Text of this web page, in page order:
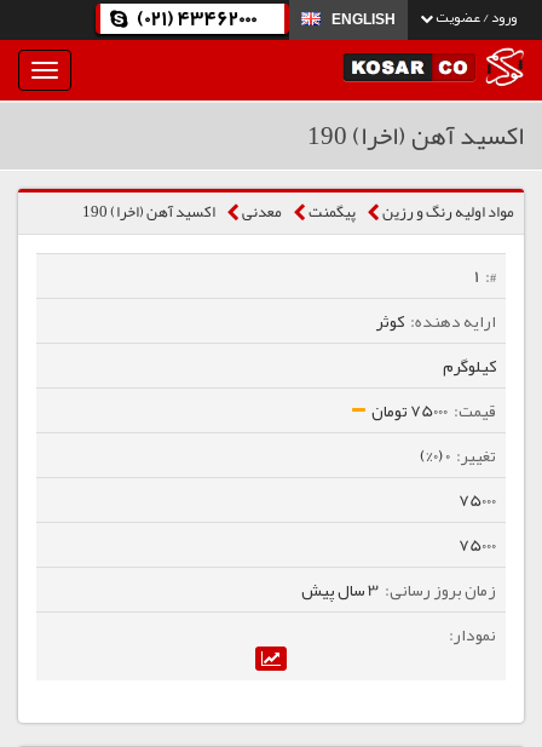
ورود / عضویت ENGLISH
(021) 43462000
بار
و
اکسید آهن (اخرا) 190
مواد اولیه رنگ و رزین پیگمنت معدنی اکسید آهن (اخرا) 190
1
کوثر
کیلوگرم
75000 تومان
0 (0%)
75000
75000
3 سال پیش